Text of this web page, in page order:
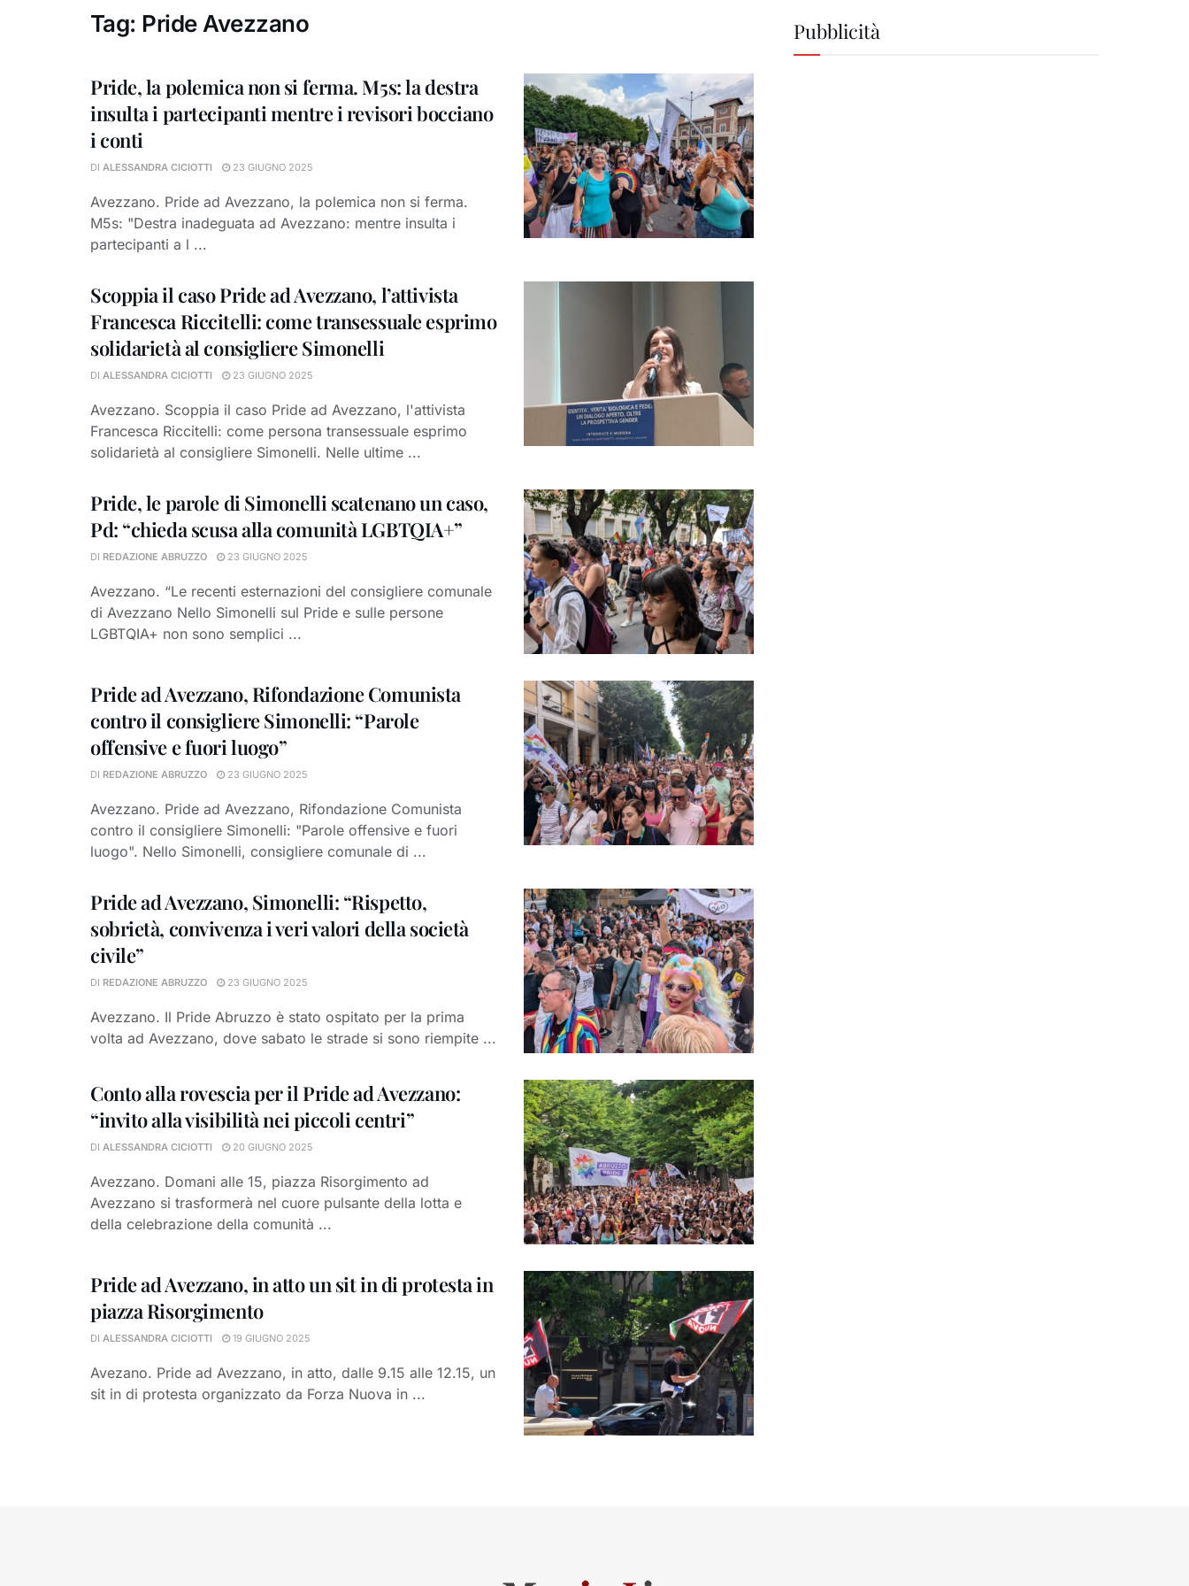
Tag: Pride Avezzano
Pride, la polemica non si ferma. M5s: la destra
insulta i partecipanti mentre i revisori bocciano
i conti
DI ALESSANDRA CICIOTTI 23 GIUGNO 2025
Avezzano. Pride ad Avezzano, la polemica non si ferma.
M5s: "Destra inadeguata ad Avezzano: mentre insulta i
partecipanti a l ...
Scoppia il caso Pride ad Avezzano, l’attivista
Francesca Riccitelli: come transessuale esprimo
solidarietà al consigliere Simonelli
DI ALESSANDRA CICIOTTI 23 GIUGNO 2025
Avezzano. Scoppia il caso Pride ad Avezzano, l'attivista
Francesca Riccitelli: come persona transessuale esprimo
solidarietà al consigliere Simonelli. Nelle ultime ...
Pride, le parole di Simonelli scatenano un caso,
Pd: “chieda scusa alla comunità LGBTQIA+”
DI REDAZIONE ABRUZZO 23 GIUGNO 2025
Avezzano. “Le recenti esternazioni del consigliere comunale
di Avezzano Nello Simonelli sul Pride e sulle persone
LGBTQIA+ non sono semplici ...
Pride ad Avezzano, Rifondazione Comunista
contro il consigliere Simonelli: “Parole
offensive e fuori luogo”
DI REDAZIONE ABRUZZO 23 GIUGNO 2025
Avezzano. Pride ad Avezzano, Rifondazione Comunista
contro il consigliere Simonelli: "Parole offensive e fuori
luogo". Nello Simonelli, consigliere comunale di ...
Pride ad Avezzano, Simonelli: “Rispetto,
sobrietà, convivenza i veri valori della società
civile”
DI REDAZIONE ABRUZZO 23 GIUGNO 2025
Avezzano. Il Pride Abruzzo è stato ospitato per la prima
volta ad Avezzano, dove sabato le strade si sono riempite ...
Conto alla rovescia per il Pride ad Avezzano:
“invito alla visibilità nei piccoli centri”
DI ALESSANDRA CICIOTTI 20 GIUGNO 2025
Avezzano. Domani alle 15, piazza Risorgimento ad
Avezzano si trasformerà nel cuore pulsante della lotta e
della celebrazione della comunità ...
Pride ad Avezzano, in atto un sit in di protesta in
piazza Risorgimento
DI ALESSANDRA CICIOTTI 19 GIUGNO 2025
Avezano. Pride ad Avezzano, in atto, dalle 9.15 alle 12.15, un
sit in di protesta organizzato da Forza Nuova in ...
Pubblicità